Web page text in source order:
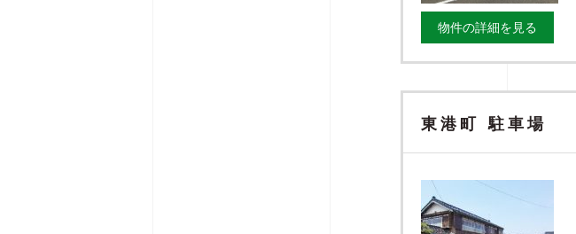
物件の詳細を見る
東港町 駐車場